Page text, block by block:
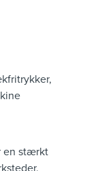
en stærkt